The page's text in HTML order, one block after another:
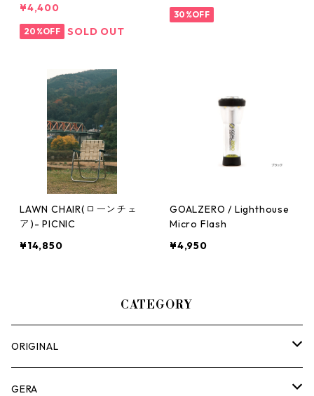
¥4,400
20%OFF SOLD OUT
30%OFF
LAWN CHAIR(ローンチェ
ア)- PICNIC
¥14,850
GOALZERO / Lighthouse
Micro Flash
¥4,950
CATEGORY
ORIGINAL
ASOMATOUS
GERA